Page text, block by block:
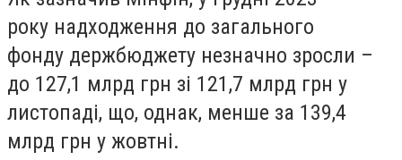
року надходження до загального
фонду держбюджету незначно зросли –
до 127,1 млрд грн зі 121,7 млрд грн у
листопаді, що, однак, менше за 139,4
млрд грн у жовтні.